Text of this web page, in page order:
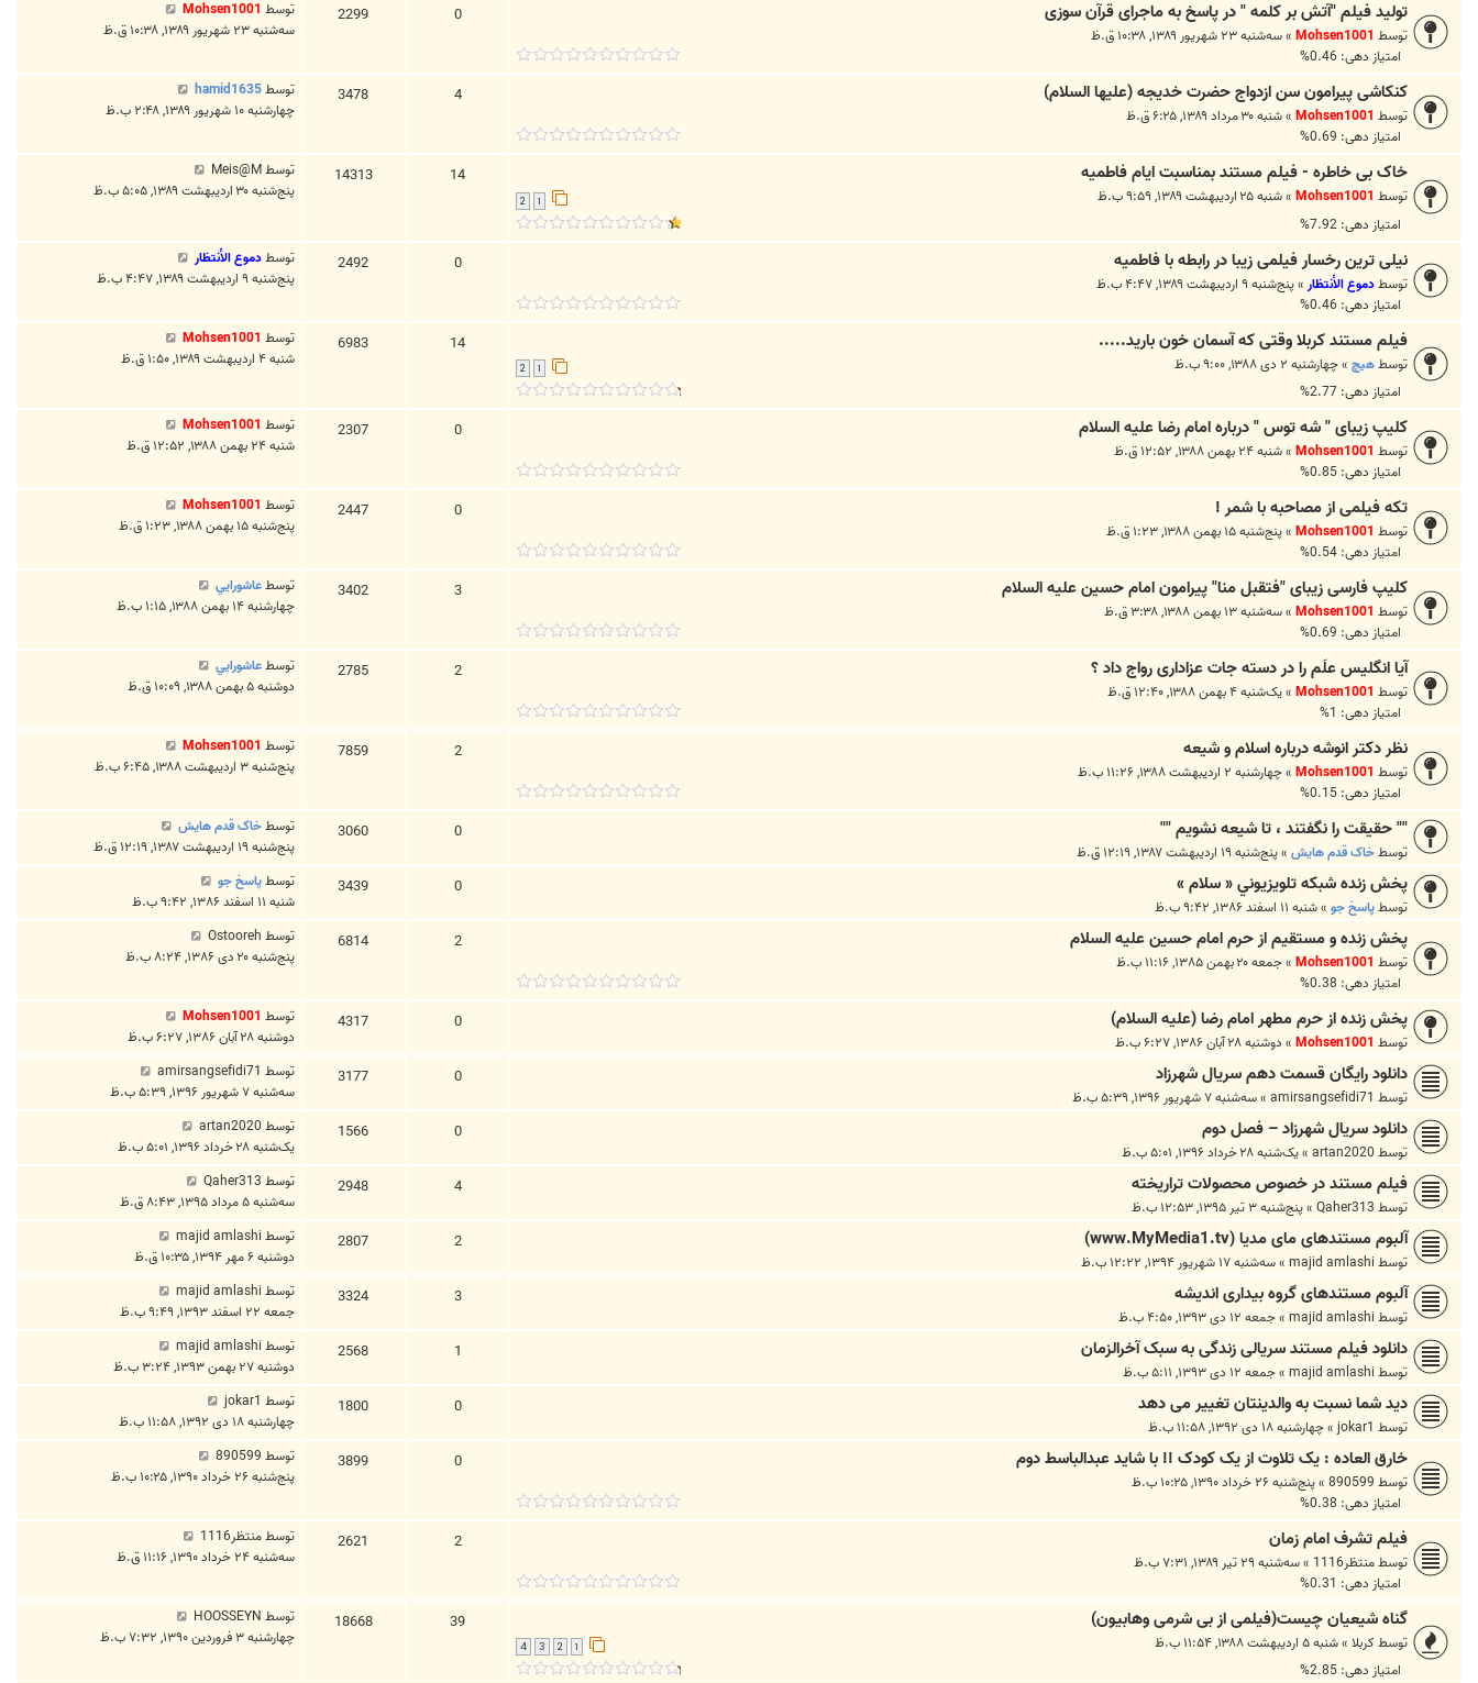
تولید فیلم "آتش بر کلمه " در پاسخ به ماجرای قرآن سوزی
توسط Mohsen1001
»سه‌شنبه ۲۳ شهریور ۱۳۸۹, ۱۰:۳۸ ق.ظ
امتیاز دهی: 0.46%
0
2299 توسط Mohsen1001
سه‌شنبه ۲۳ شهریور ۱۳۸۹, ۱۰:۳۸ ق.ظ
کنکاشی پیرامون سن ازدواج حضرت خدیجه (علیها السلام)
توسط Mohsen1001
»شنبه ۳۰ مرداد ۱۳۸۹, ۶:۲۵ ق.ظ
امتیاز دهی: 0.69%
4
3478 توسطhamid1635
چهارشنبه ۱۰ شهریور ۱۳۸۹, ۲:۴۸ ب.ظ
خاک بی خاطره - فیلم مستند بمناسبت ایام فاطمیه
توسط Mohsen1001
»شنبه ۲۵ اردیبهشت ۱۳۸۹, ۹:۵۹ ب.ظ 1
2
امتیاز دهی: 7.92%
14
14313 توسطMeis@M
پنج‌شنبه ۳۰ اردیبهشت ۱۳۸۹, ۵:۰۵ ب.ظ
نیلی ترین رخسار فيلمی زیبا در رابطه با فاطميه
توسطدموع الأنتظار »پنج‌شنبه ۹ اردیبهشت ۱۳۸۹, ۴:۴۷ ب.ظ
امتیاز دهی: 0.46%
0
2492 توسطدموع الأنتظار
پنج‌شنبه ۹ اردیبهشت ۱۳۸۹, ۴:۴۷ ب.ظ
فیلم مستند کربلا وقتی که آسمان خون بارید.....
توسطهیچ »چهارشنبه ۲ دی ۱۳۸۸, ۹:۰۰ ب.ظ 1
2
امتیاز دهی: 2.77%
14
6983 توسط Mohsen1001
شنبه ۴ اردیبهشت ۱۳۸۹, ۱:۵۰ ق.ظ
کلیپ زیبای " شه توس " درباره امام رضا علیه السلام
توسط Mohsen1001
»شنبه ۲۴ بهمن ۱۳۸۸, ۱۲:۵۲ ق.ظ
امتیاز دهی: 0.85%
0
2307 توسط Mohsen1001
شنبه ۲۴ بهمن ۱۳۸۸, ۱۲:۵۲ ق.ظ
تکه فیلمی از مصاحبه با شمر !
توسط Mohsen1001
»پنج‌شنبه ۱۵ بهمن ۱۳۸۸, ۱:۲۳ ق.ظ
امتیاز دهی: 0.54%
0
2447 توسط Mohsen1001
پنج‌شنبه ۱۵ بهمن ۱۳۸۸, ۱:۲۳ ق.ظ
کلیپ فارسی زیبای "فتقبل منا" پیرامون امام حسین علیه السلام
توسط Mohsen1001
»سه‌شنبه ۱۳ بهمن ۱۳۸۸, ۳:۳۸ ق.ظ
امتیاز دهی: 0.69%
3
3402 توسطعاشورايي
چهارشنبه ۱۴ بهمن ۱۳۸۸, ۱:۱۵ ب.ظ
آیا انگلیس علَم را در دسته جات عزاداری رواج داد ؟
توسط Mohsen1001
»یک‌شنبه ۴ بهمن ۱۳۸۸, ۱۲:۴۰ ق.ظ
امتیاز دهی: 1%
2
2785 توسطعاشورايي
دوشنبه ۵ بهمن ۱۳۸۸, ۱۰:۰۹ ق.ظ
نظر دکتر انوشه درباره اسلام و شیعه
توسط Mohsen1001
»چهارشنبه ۲ اردیبهشت ۱۳۸۸, ۱۱:۲۶ ب.ظ
امتیاز دهی: 0.15%
2
7859 توسط Mohsen1001
پنج‌شنبه ۳ اردیبهشت ۱۳۸۸, ۶:۴۵ ب.ظ
"" حقيقت را نگفتند ، تا شيعه نشويم ""
توسطخاک قدم هايش »پنج‌شنبه ۱۹ اردیبهشت ۱۳۸۷, ۱۲:۱۹ ق.ظ
0
3060 توسطخاک قدم هايش
پنج‌شنبه ۱۹ اردیبهشت ۱۳۸۷, ۱۲:۱۹ ق.ظ
پخش زنده شبکه تلويزيوني « سلام »
توسطپاسخ جو »شنبه ۱۱ اسفند ۱۳۸۶, ۹:۴۲ ب.ظ
0
3439 توسطپاسخ جو
شنبه ۱۱ اسفند ۱۳۸۶, ۹:۴۲ ب.ظ
پخش زنده و مستقیم از حرم امام حسین علیه السلام
توسط Mohsen1001
»جمعه ۲۰ بهمن ۱۳۸۵, ۱۱:۱۶ ب.ظ
امتیاز دهی: 0.38%
2
6814 توسط Ostooreh
پنج‌شنبه ۲۰ دی ۱۳۸۶, ۸:۲۴ ب.ظ
پخش زنده از حرم مطهر امام رضا (علیه السلام)
توسط Mohsen1001
» دوشنبه ۲۸ آبان ۱۳۸۶, ۶:۲۷ ب.ظ
0
4317 توسط Mohsen1001
دوشنبه ۲۸ آبان ۱۳۸۶, ۶:۲۷ ب.ظ
دانلود رایگان قسمت دهم سریال شهرزاد
توسط amirsangsefidi71
»سه‌شنبه ۷ شهریور ۱۳۹۶, ۵:۳۹ ب.ظ
0
3177 توسط amirsangsefidi71
سه‌شنبه ۷ شهریور ۱۳۹۶, ۵:۳۹ ب.ظ
دانلود سریال شهرزاد – فصل دوم
توسط artan2020
»یک‌شنبه ۲۸ خرداد ۱۳۹۶, ۵:۰۱ ب.ظ
0
1566 توسط artan2020
یک‌شنبه ۲۸ خرداد ۱۳۹۶, ۵:۰۱ ب.ظ
فیلم مستند در خصوص محصولات تراریخته
توسط Qaher313
»پنج‌شنبه ۳ تیر ۱۳۹۵, ۱۲:۵۳ ب.ظ
4
2948 توسط Qaher313
سه‌شنبه ۵ مرداد ۱۳۹۵, ۸:۴۳ ق.ظ
آلبوم مستندهای مای مدیا (www.MyMedia1.tv)
توسط majid amlashi
»سه‌شنبه ۱۷ شهریور ۱۳۹۴, ۱۲:۲۲ ب.ظ
2
2807 توسط majid amlashi
دوشنبه ۶ مهر ۱۳۹۴, ۱۰:۳۵ ق.ظ
آلبوم مستندهای گروه بیداری اندیشه
توسط majid amlashi
»جمعه ۱۲ دی ۱۳۹۳, ۴:۵۰ ب.ظ
3
3324 توسط majid amlashi
جمعه ۲۲ اسفند ۱۳۹۳, ۹:۴۹ ب.ظ
دانلود فیلم مستند سریالی زندگی به سبک آخرالزمان
توسط majid amlashi
»جمعه ۱۲ دی ۱۳۹۳, ۵:۱۱ ب.ظ
1
2568 توسط majid amlashi
دوشنبه ۲۷ بهمن ۱۳۹۳, ۳:۲۴ ب.ظ
دید شما نسبت به والدینتان تغییر می دهد
توسط jokar1
»چهارشنبه ۱۸ دی ۱۳۹۲, ۱۱:۵۸ ب.ظ
0
1800 توسط jokar1
چهارشنبه ۱۸ دی ۱۳۹۲, ۱۱:۵۸ ب.ظ
خارق العاده : یک تلاوت از یک کودک !! با شاید عبدالباسط دوم
توسط 890599
»پنج‌شنبه ۲۶ خرداد ۱۳۹۰, ۱۰:۲۵ ب.ظ
امتیاز دهی: 0.38%
0
3899 توسط 890599
پنج‌شنبه ۲۶ خرداد ۱۳۹۰, ۱۰:۲۵ ب.ظ
فيلم تشرف امام زمان
توسطمنتظر1116 »سه‌شنبه ۲۹ تیر ۱۳۸۹, ۷:۳۱ ب.ظ
امتیاز دهی: 0.31%
2
2621 توسطمنتظر1116
سه‌شنبه ۲۴ خرداد ۱۳۹۰, ۱۱:۱۶ ق.ظ
گناه شیعیان چیست(فیلمی از بی شرمی وهابیون)
توسطکربلا »شنبه ۵ اردیبهشت ۱۳۸۸, ۱۱:۵۴ ب.ظ 1
2
3
4
امتیاز دهی: 2.85%
39
18668 توسط HOOSSEYN
چهارشنبه ۳ فروردین ۱۳۹۰, ۷:۳۲ ب.ظ